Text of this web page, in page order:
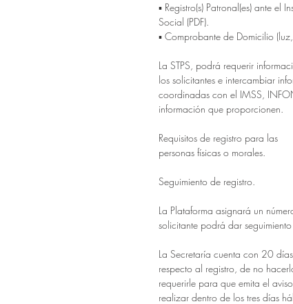
▪ Registro(s) Patronal(es) ante el
Social (PDF).
▪ Comprobante de Domicilio
La STPS, podrá requerir
los solicitantes e intercambiar
coordinadas con el IMSS,
información que proporcionen.
Requisitos de registro para las
personas físicas o morales.
Seguimiento de registro.
La Plataforma asignará un
solicitante podrá dar
La Secretaría cuenta con 20
respecto al registro, de no
requerirle para que emita el
realizar dentro de los tres días